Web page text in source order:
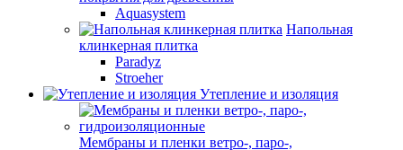
Aquasystem
Напольная
клинкерная плитка
Paradyz
Stroeher
Утепление и изоляция
Мембраны и пленки ветро-, паро-,